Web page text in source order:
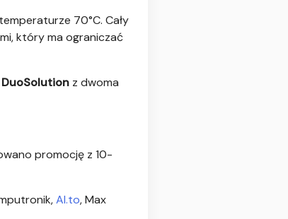
70°C. Cały
który ma ograniczać
DuoSolution z dwoma
promocję z 10-
Al.to, Max